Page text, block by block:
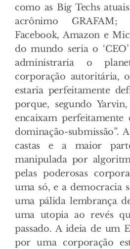
como as Big Techs
acrônimo GRAFAM;
Facebook, Amazon e
do mundo seria o
administraria o
corporação autoritária,
estaria perfeitamente
porque, segundo
encaixam perfeitamente
dominação-submissão”.
castas e a maior
manipulada por
pelas poderosas
uma só, e a democracia
uma pálida lembrança
uma utopia ao revés
passado. A ideia de um
por uma corporação